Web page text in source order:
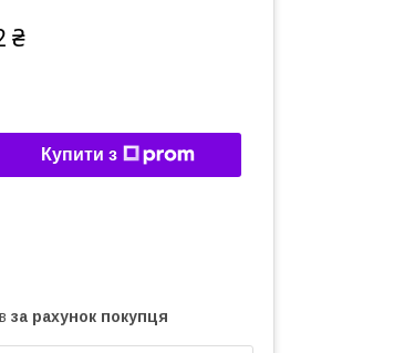
₴
Купити з
за рахунок покупця